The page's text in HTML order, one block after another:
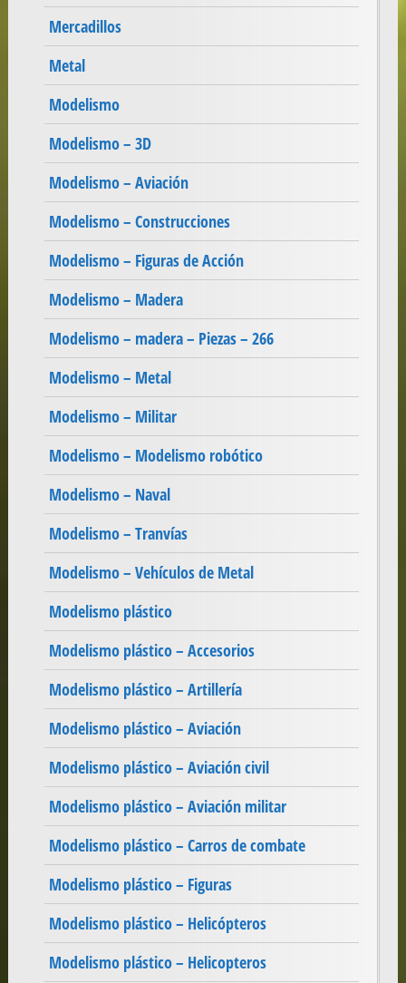
Mercadillos
Metal
Modelismo
Modelismo – 3D
Modelismo – Aviación
Modelismo – Construcciones
Modelismo – Figuras de Acción
Modelismo – Madera
Modelismo – madera – Piezas – 266
Modelismo – Metal
Modelismo – Militar
Modelismo – Modelismo robótico
Modelismo – Naval
Modelismo – Tranvías
Modelismo – Vehículos de Metal
Modelismo plástico
Modelismo plástico – Accesorios
Modelismo plástico – Artillería
Modelismo plástico – Aviación
Modelismo plástico – Aviación civil
Modelismo plástico – Aviación militar
Modelismo plástico – Carros de combate
Modelismo plástico – Figuras
Modelismo plástico – Helicópteros
Modelismo plástico – Helicopteros